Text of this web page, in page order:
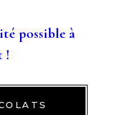
possible à
!